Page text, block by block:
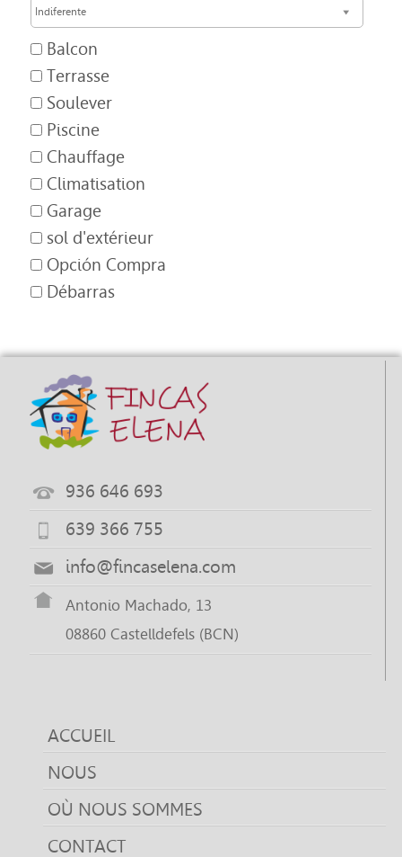
Indiferente
Balcon
Terrasse
Soulever
Piscine
Chauffage
Climatisation
Garage
sol d'extérieur
Opción Compra
Débarras
936 646 693
639 366 755
info@fincaselena.com
Antonio Machado, 13
08860 Castelldefels (BCN)
ACCUEIL
NOUS
OÙ NOUS SOMMES
CONTACT